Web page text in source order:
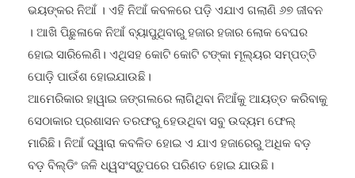
ଭୟଙ୍କର ନିଆଁ । ଏହି ନିଆଁ କବଳରେ ପଡ଼ି ଏଯାଏ ଗଲାଣି ୬୭ ଜୀବନ
। ଆଖି ପିଛୁଳାକେ ନିଆଁ ବ୍ୟାପୁଥିବାରୁ ହଜାର ହଜାର ଲୋକ ବେଘର
ହୋଇ ସାରିଲେଣି। ଏଥିସହ କୋଟି କୋଟି ଟଙ୍କା ମୂଲ୍ୟର ସମ୍ପତ୍ତି
ପୋଡ଼ି ପାଉଁଶ ହୋଇଯାଉଛି।
ଆମେରିକାର ହାୱାଇ ଜଙ୍ଗଲରେ ଲାଗିଥିବା ନିଆଁକୁ ଆୟତ୍ତ କରିବାକୁ
ସେଠାକାର ପ୍ରଶାସନ ତରଫରୁ ହେଉଥିବା ସବୁ ଉଦ୍ୟମ ଫେଲ୍
ମାରିଛି। ନିଆଁ ଦ୍ୱାରା କବଳିତ ହୋଇ ଏ ଯାଏ ହଜାରେରୁ ଅଧିକ ବଡ଼
ବଡ଼ ବିଲ୍ଡିଂ ଜଳି ଧ୍ୱସଂସ୍ତୁପରେ ପରିଣତ ହୋଇ ଯାଉଛି।